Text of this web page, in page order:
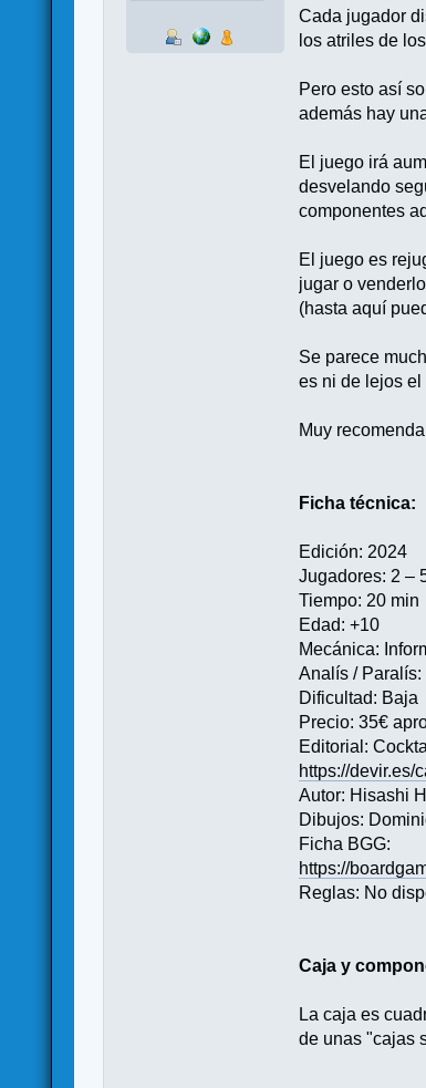
Cada jugador
los atriles de
Pero esto así
además hay
El juego irá
desvelando
componentes
El juego es
jugar o
(hasta aquí
Se parece
es ni de lejos el
Muy
Ficha técnica:
Edición: 2024
Jugadores: 2 –
Tiempo: 20 min
Edad: +10
Mecánica:
Analís / Paralís:
Dificultad: Baja
Precio: 35€
Editorial:
https://devir.es/
Autor: Hisashi
Dibujos:
Ficha BGG:
https://
Reglas: No
Caja y
La caja es
de unas "cajas